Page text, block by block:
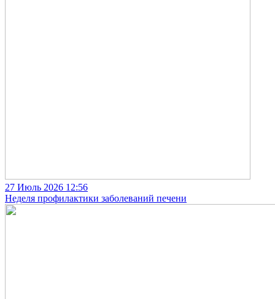
27 Июль 2026 12:56
Неделя профилактики заболеваний печени